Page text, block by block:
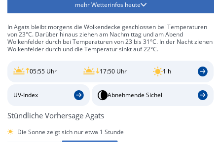
mehr Wetterinfos heute
In Agats bleibt morgens die Wolkendecke geschlossen bei Temperaturen
von 23°C. Darüber hinaus ziehen am Nachmittag und am Abend
Wolkenfelder durch bei Temperaturen von 23 bis 31°C. In der Nacht ziehen
Wolkenfelder durch und die Temperatur sinkt auf 22°C.
05:55 Uhr 17:50 Uhr 1 h
UV-Index Abnehmende Sichel
Stündliche Vorhersage Agats
Die Sonne zeigt sich nur etwa 1 Stunde